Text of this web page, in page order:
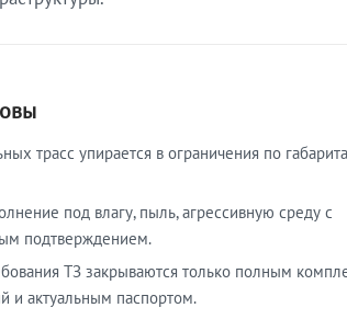
трасс упирается в ограничения по
под влагу, пыль, агрессивную среду с
подтверждением.
ТЗ закрываются только полным
и актуальным паспортом.